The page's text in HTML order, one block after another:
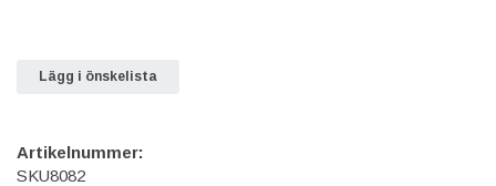
Lägg i önskelista
Artikelnummer:
SKU8082